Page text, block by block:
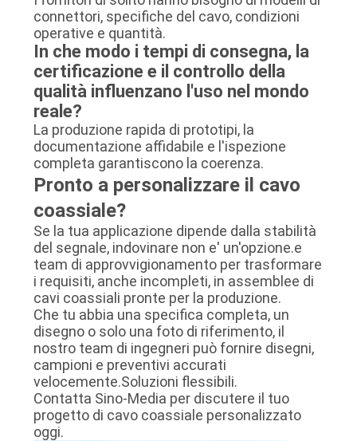
connettori, specifiche del cavo, condizioni
operative e quantità.
In che modo i tempi di consegna, la
certificazione e il controllo della
qualità influenzano l'uso nel mondo
reale?
La produzione rapida di prototipi, la
documentazione affidabile e l'ispezione
completa garantiscono la coerenza.
Pronto a personalizzare il cavo
coassiale?
Se la tua applicazione dipende dalla stabilità
del segnale, indovinare non e' un'opzione.e
team di approvvigionamento per trasformare
i requisiti, anche incompleti, in assemblee di
cavi coassiali pronte per la produzione.
Che tu abbia una specifica completa, un
disegno o solo una foto di riferimento, il
nostro team di ingegneri può fornire disegni,
campioni e preventivi accurati
velocemente.Soluzioni flessibili.
Contatta Sino-Media per discutere il tuo
progetto di cavo coassiale personalizzato
oggi.